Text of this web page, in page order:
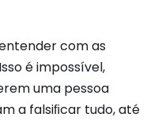
com as
é impossível,
uma pessoa
a falsiﬁcar tudo, até